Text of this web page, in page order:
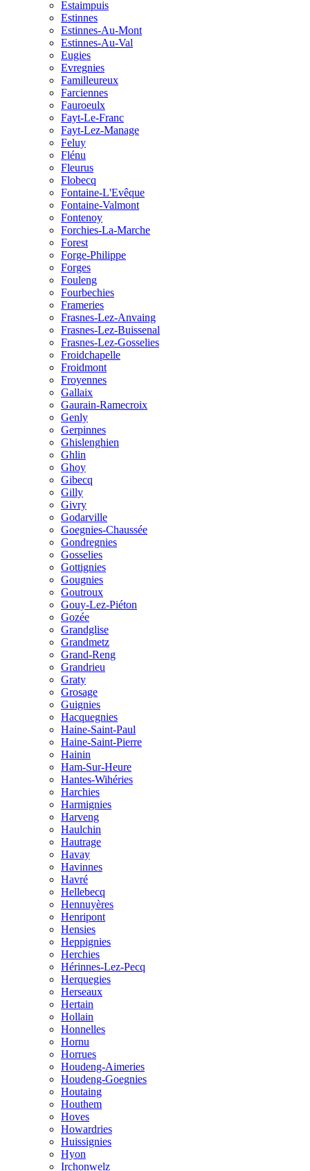
Estaimpuis
Estinnes
Estinnes-Au-Mont
Estinnes-Au-Val
Eugies
Evregnies
Familleureux
Farciennes
Fauroeulx
Fayt-Le-Franc
Fayt-Lez-Manage
Feluy
Flénu
Fleurus
Flobecq
Fontaine-L'Evêque
Fontaine-Valmont
Fontenoy
Forchies-La-Marche
Forest
Forge-Philippe
Forges
Fouleng
Fourbechies
Frameries
Frasnes-Lez-Anvaing
Frasnes-Lez-Buissenal
Frasnes-Lez-Gosselies
Froidchapelle
Froidmont
Froyennes
Gallaix
Gaurain-Ramecroix
Genly
Gerpinnes
Ghislenghien
Ghlin
Ghoy
Gibecq
Gilly
Givry
Godarville
Goegnies-Chaussée
Gondregnies
Gosselies
Gottignies
Gougnies
Goutroux
Gouy-Lez-Piéton
Gozée
Grandglise
Grandmetz
Grand-Reng
Grandrieu
Graty
Grosage
Guignies
Hacquegnies
Haine-Saint-Paul
Haine-Saint-Pierre
Hainin
Ham-Sur-Heure
Hantes-Wihéries
Harchies
Harmignies
Harveng
Haulchin
Hautrage
Havay
Havinnes
Havré
Hellebecq
Hennuyères
Henripont
Hensies
Heppignies
Herchies
Hérinnes-Lez-Pecq
Herquegies
Herseaux
Hertain
Hollain
Honnelles
Hornu
Horrues
Houdeng-Aimeries
Houdeng-Goegnies
Houtaing
Houthem
Hoves
Howardries
Huissignies
Hyon
Irchonwelz